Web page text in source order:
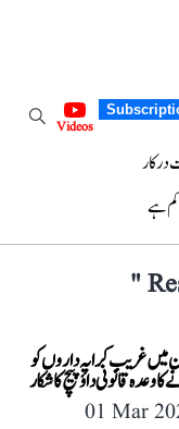
Videos
درکار
ہے
"
میں غریب کرایہ داروں کو
وعدہ قانونی داؤ پیچ کا شکار
01 Mar